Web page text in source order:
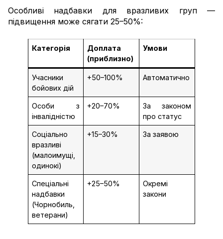
Особливі надбавки для вразливих груп —
підвищення може сягати 25–50%:
Категорія
Доплата
(приблизно)
Умови
Учасники
бойових дій
+50–100% Автоматично
Особи з
інвалідністю
+20–70%
За законом
про статус
Соціально
вразливі
(малоимущі,
одинокі)
+15–30% За заявою
Спеціальні
надбавки
(Чорнобиль,
ветерани)
+25–50%
Окремі
закони